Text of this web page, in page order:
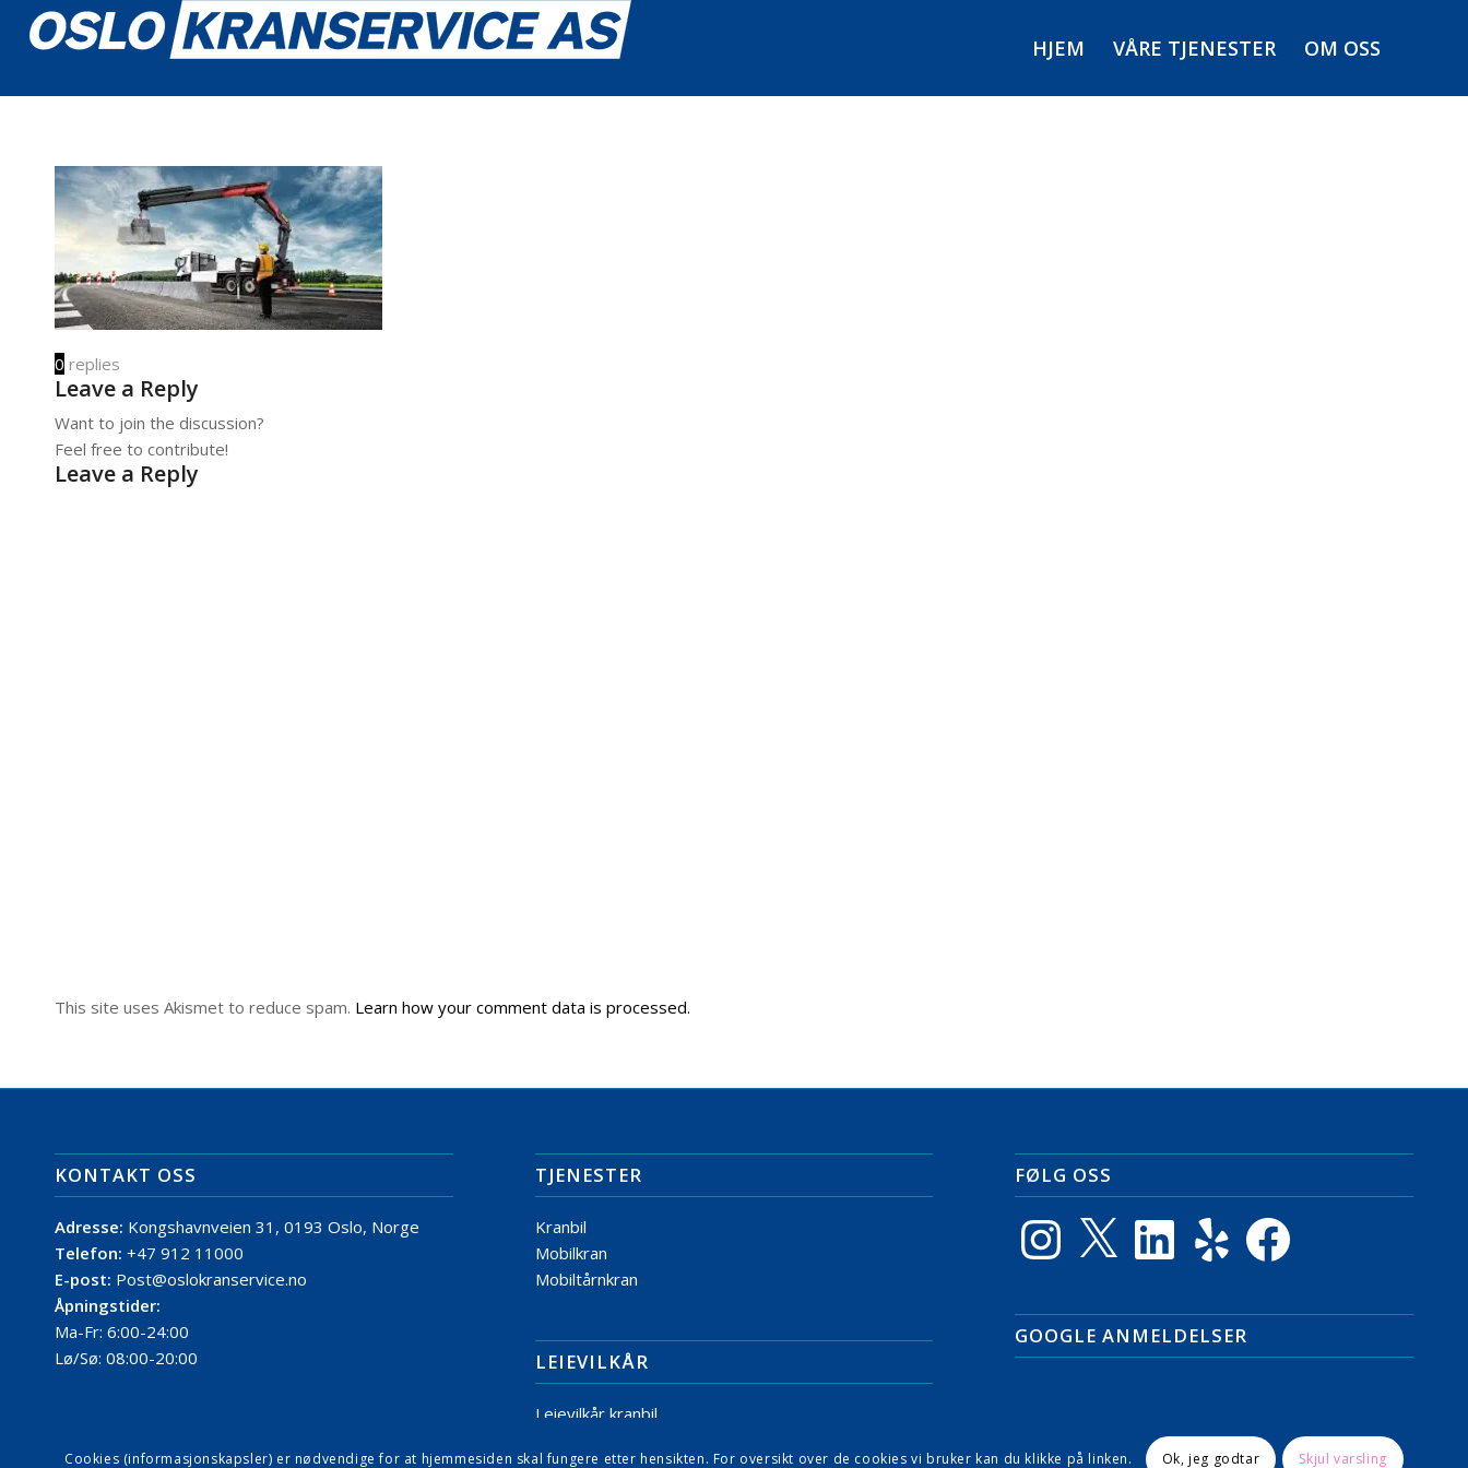
HJEM VÅRE TJENESTER OM OSS
0 replies
Leave a Reply
Want to join the discussion?
Feel free to contribute!
Leave a Reply
This site uses Akismet to reduce spam. Learn how your comment data is processed.
KONTAKT OSS
Adresse: Kongshavnveien 31, 0193 Oslo, Norge
Telefon: +47 912 11000
E-post: Post@oslokranservice.no
Åpningstider:
Ma-Fr: 6:00-24:00
Lø/Sø: 08:00-20:00
TJENESTER
Kranbil
Mobilkran
Mobiltårnkran
LEIEVILKÅR
Leievilkår kranbil
Leievilkår mobilkran
FØLG OSS
Instagram
X LinkedIn Yelp Facebook
GOOGLE ANMELDELSER
Cookies (informasjonskapsler) er nødvendige for at hjemmesiden skal fungere etter hensikten. For oversikt over de cookies vi bruker kan du klikke på linken. Ok, jeg godtar Skjul varsling